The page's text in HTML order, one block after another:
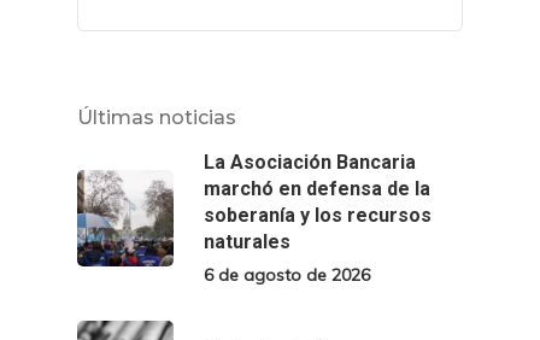
Últimas noticias
La Asociación Bancaria
marchó en defensa de la
soberanía y los recursos
naturales
6 de agosto de 2026